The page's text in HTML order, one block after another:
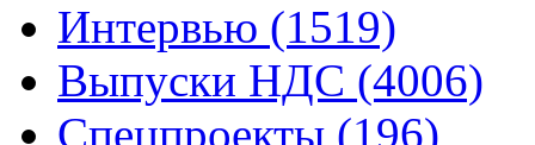
Интервью (1519)
Выпуски НДС (4006)
Спецпроекты (196)